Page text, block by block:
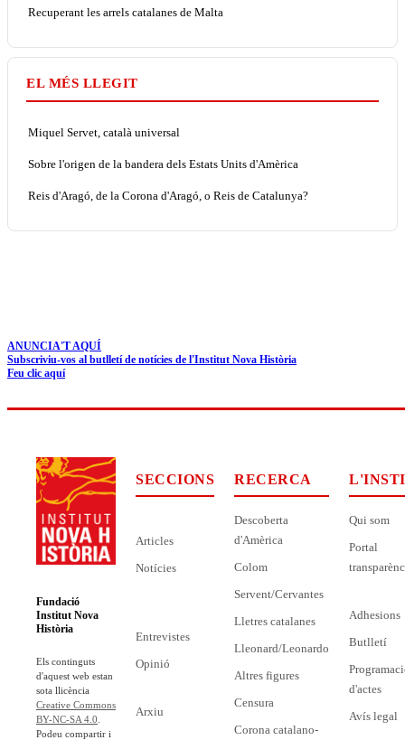
Recuperant les arrels catalanes de Malta
EL MÉS LLEGIT
Miquel Servet, català universal
Sobre l'origen de la bandera dels Estats Units d'Amèrica
Reis d'Aragó, de la Corona d'Aragó, o Reis de Catalunya?
ANUNCIA'T AQUÍ
Subscriviu-vos al butlletí de notícies de l'Institut Nova Història
Feu clic aquí
Fundació
Institut Nova
Història
Els continguts
d'aquest web estan
sota llicència
Creative Commons
BY-NC-SA 4.0
Podeu compartir i
SECCIONS
Articles
Notícies
Entrevistes
Opinió
Arxiu
RECERCA
Descoberta
d'Amèrica
Colom
Servent/Cervantes
Lletres catalanes
Lleonard/Leonardo
Altres figures
Censura
Corona catalano-
Qui som
Portal
Adhesions
Butlletí
d'actes
Avís legal